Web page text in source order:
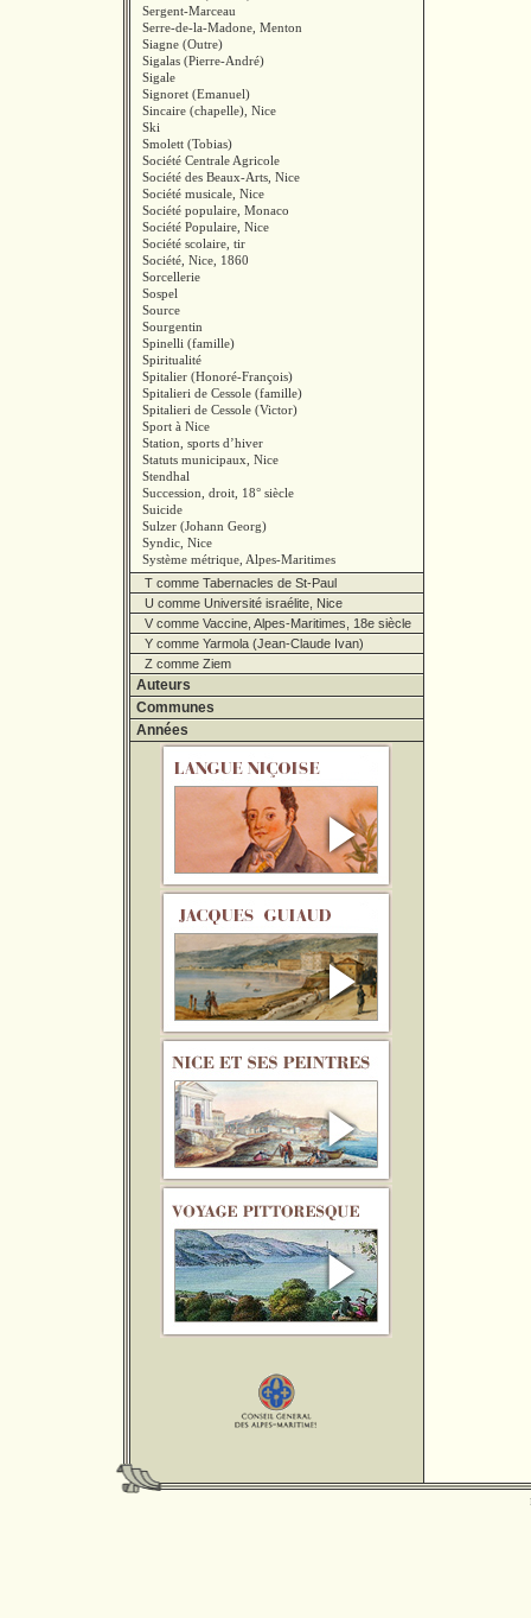
Sergent-Marceau
Serre-de-la-Madone, Menton
Siagne (Outre)
Sigalas (Pierre-André)
Sigale
Signoret (Emanuel)
Sincaire (chapelle), Nice
Ski
Smolett (Tobias)
Société Centrale Agricole
Société des Beaux-Arts, Nice
Société musicale, Nice
Société populaire, Monaco
Société Populaire, Nice
Société scolaire, tir
Société, Nice, 1860
Sorcellerie
Sospel
Source
Sourgentin
Spinelli (famille)
Spiritualité
Spitalier (Honoré-François)
Spitalieri de Cessole (famille)
Spitalieri de Cessole (Victor)
Sport à Nice
Station, sports d’hiver
Statuts municipaux, Nice
Stendhal
Succession, droit, 18° siècle
Suicide
Sulzer (Johann Georg)
Syndic, Nice
Système métrique, Alpes-Maritimes
T comme Tabernacles de St-Paul
U comme Université israélite, Nice
V comme Vaccine, Alpes-Maritimes, 18e siècle
Y comme Yarmola (Jean-Claude Ivan)
Z comme Ziem
Auteurs
Communes
Années